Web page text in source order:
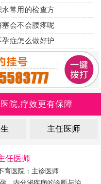
常用的检查方
会不会腰疼呢
症怎么做好护
院,疗效更有保障
主任医师
任医师
育医院：主诊医师